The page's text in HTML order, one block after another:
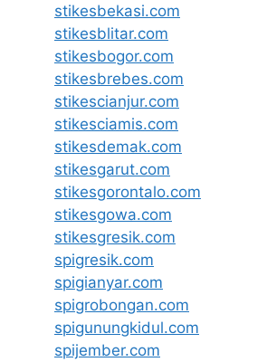
stikesbekasi.com
stikesblitar.com
stikesbogor.com
stikesbrebes.com
stikescianjur.com
stikesciamis.com
stikesdemak.com
stikesgarut.com
stikesgorontalo.com
stikesgowa.com
stikesgresik.com
spigresik.com
spigianyar.com
spigrobongan.com
spigunungkidul.com
spijember.com